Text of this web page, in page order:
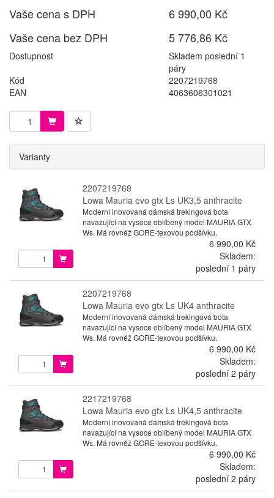
Vaše cena s DPH
6 990,00 Kč
Vaše cena bez DPH
5 776,86 Kč
Dostupnost
Skladem poslední 1
páry
Kód
2207219768
EAN
4063606301021
Varianty
2207219768
Lowa Mauria evo gtx Ls UK3,5 anthracite
Moderní inovovaná dámská trekingová bota
navazující na vysoce oblíbený model MAURIA GTX
Ws. Má rovněž GORE-texovou podšívku.
6 990,00 Kč
Skladem:
poslední 1 páry
2207219768
Lowa Mauria evo gtx Ls UK4 anthracite
Moderní inovovaná dámská trekingová bota
navazující na vysoce oblíbený model MAURIA GTX
Ws. Má rovněž GORE-texovou podšívku.
6 990,00 Kč
Skladem:
poslední 2 páry
2217219768
Lowa Mauria evo gtx Ls UK4,5 anthracite
Moderní inovovaná dámská trekingová bota
navazující na vysoce oblíbený model MAURIA GTX
Ws. Má rovněž GORE-texovou podšívku.
6 990,00 Kč
Skladem:
poslední 2 páry